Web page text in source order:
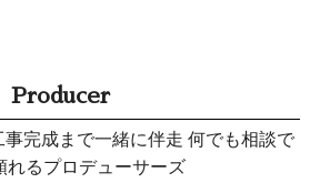
Producer
完成まで一緒に伴走 何でも相談で
れるプロデューサーズ